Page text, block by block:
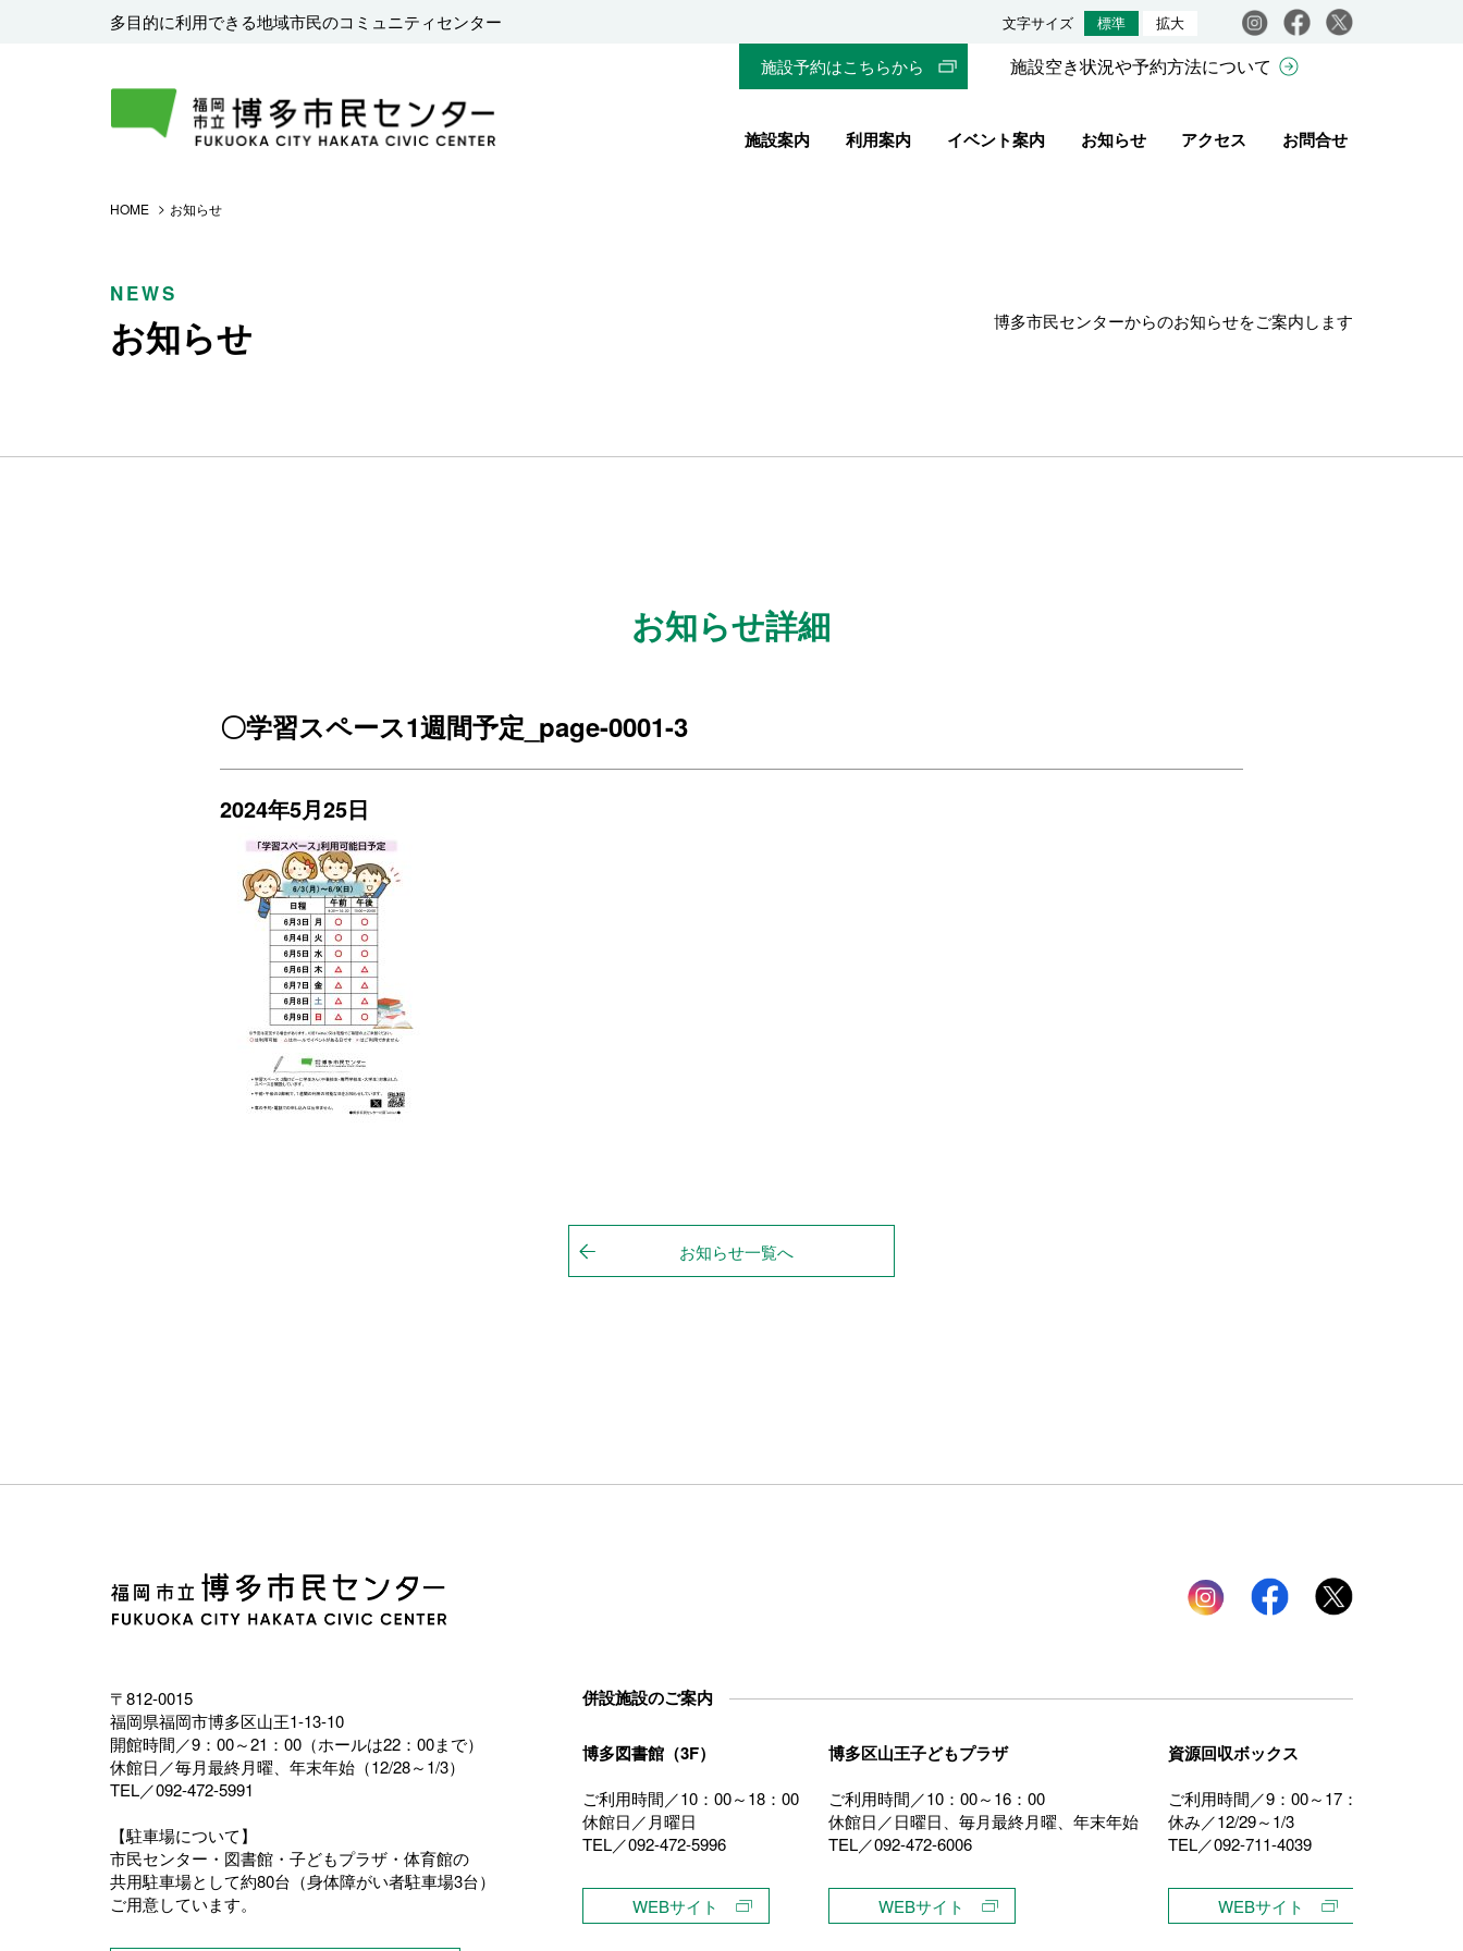
多目的に利用できる地域市民のコミュニティセンター 文字サイズ 標準 拡大 Instagramfacebook
施設予約はこちらから
施設空き状況や予約方法について
施設案内 利用案内 イベント案内 お知らせ アクセス お問合せ
HOME お知らせ
NEWS
お知らせ 博多市民センターからのお知らせをご案内します
お知らせ詳細
〇学習スペース1週間予定_page-0001-3
2024年5月25日
お知らせ一覧へ
Instagram facebook
〒812-0015
福岡県福岡市博多区山王1-13-10
開館時間／9：00～21：00（ホールは22：00まで）
休館日／毎月最終月曜、年末年始（12/28～1/3）
TEL／092-472-5991
【駐車場について】
市民センター・図書館・子どもプラザ・体育館の
共用駐車場として約80台（身体障がい者駐車場3台）
ご用意しています。
併設施設のご案内
博多図書館（3F）
ご利用時間／10：00～18：00
休館日／月曜日
TEL／092-472-5996
WEBサイト
博多区山王子どもプラザ
ご利用時間／10：00～16：00
休館日／日曜日、毎月最終月曜、年末年始
TEL／092-472-6006
WEBサイト
資源回収ボックス
ご利用時間／9：00～17：00
休み／12/29～1/3
TEL／092-711-4039
WEBサイト